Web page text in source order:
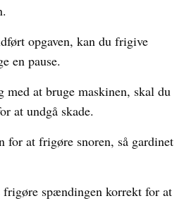
opgaven, kan du frigive
en pause.
at bruge maskinen, skal du
at undgå skade.
for at frigøre snoren, så gardinet
spændingen korrekt for at